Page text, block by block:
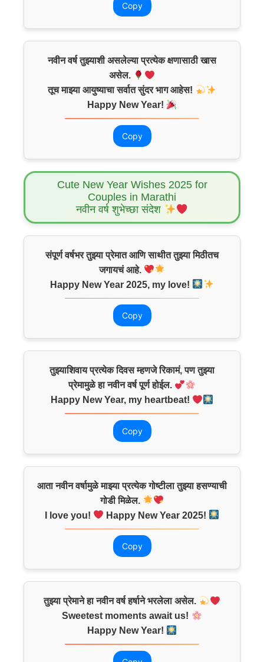
Copy
नवीन वर्ष तुझ्याशी असलेल्या प्रत्येक क्षणासाठी खास
असेल.
तूच माझ्या आयुष्याचा सर्वात सुंदर भाग आहेस!
Happy New Year!
Copy
Cute New Year Wishes 2025 for
Couples in Marathi
नवीन वर्ष शुभेच्छा संदेश
संपूर्ण वर्षभर तुझ्या प्रेमात आणि साथीत तुझ्या मिठीतच
जगायचं आहे.
Happy New Year 2025, my love!
Copy
तुझ्याशिवाय प्रत्येक दिवस म्हणजे रिकामं, पण तुझ्या
प्रेमामुळे हा नवीन वर्ष पूर्ण होईल.
Happy New Year, my heartbeat!
Copy
आता नवीन वर्षामुळे माझ्या प्रत्येक गोष्टीला तुझ्या हसण्याची
गोडी मिळेल.
I love you!
Happy New Year 2025!
Copy
तुझ्या प्रेमाने हा नवीन वर्ष हर्षाने भरलेला असेल.
Sweetest moments await us!
Happy New Year!